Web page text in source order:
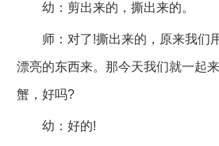
幼：剪出来的，撕出来的。
师：对了!撕出来的，原来我们
漂亮的东西来。那今天我们就一起
蟹，好吗?
幼：好的!